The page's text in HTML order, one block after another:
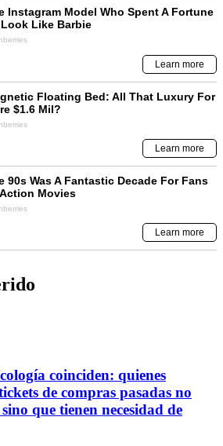
coinciden: quienes
de compras pasadas no
que tienen necesidad de